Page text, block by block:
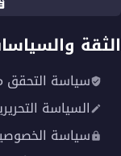
الثقة
سياسة التحقق
السياسة
سياسة